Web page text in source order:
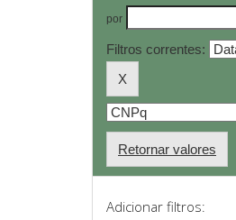
por
Filtros correntes:
Retornar valores
Adicionar filtros: